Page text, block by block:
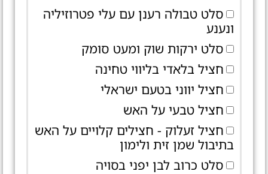
סלט טבולה רענן עם עלי פטרוזיליה
ונענע
סלט ירקות שוק ומעט סומק
חציל בלאדי בליווי טחינה
חציל יווני בטעם ישראלי
חציל טבעי על האש
חציל זעלוק - חצילים קלויים על האש
בתיבול שמן זית ולימון
סלט כרוב לבן יפני בסויה